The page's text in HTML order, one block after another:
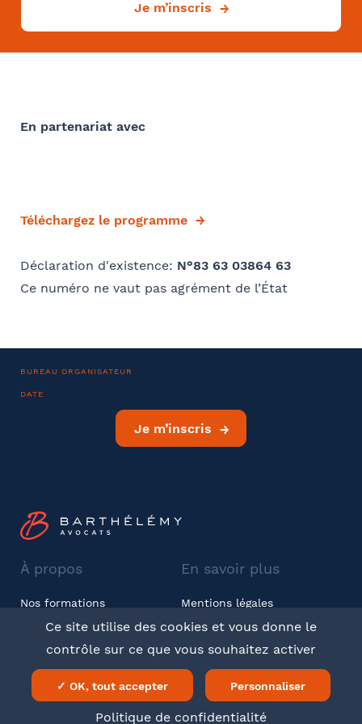
Je m’inscris
En partenariat avec
Téléchargez le programme
Déclaration d'existence: N°83 63 03864 63
Ce numéro ne vaut pas agrément de l’État
BUREAU ORGANISATEUR
DATE
Je m’inscris
À propos
Nos formations
Barthélémy Avocats
En savoir plus
Mentions légales
CGV
Twitter LinkedIn
Convention collective
Comment avez-vous connu le cabinet / la formation ?
Coordonnées
Adresse
Ville
Téléphone
Sélectionnez votre bureau
Barthélémy Avocats
Ce site utilise des cookies et vous donne le
contrôle sur ce que vous souhaitez activer
✓ OK, tout accepter Personnaliser
Politique de confidentialité